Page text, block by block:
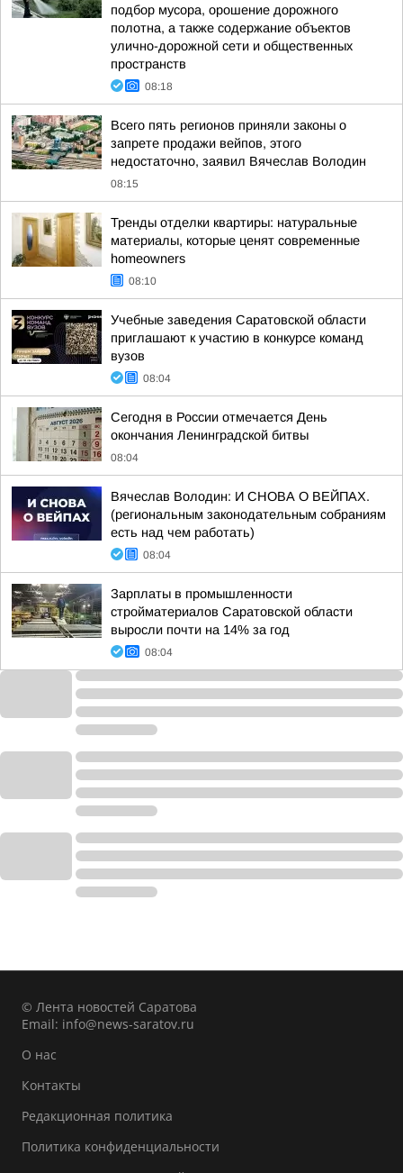
подбор мусора, орошение дорожного
полотна, а также содержание объектов
улично-дорожной сети и общественных
пространств
08:18
Всего пять регионов приняли законы о
запрете продажи вейпов, этого
недостаточно, заявил Вячеслав Володин
08:15
Тренды отделки квартиры: натуральные
материалы, которые ценят современные
homeowners
08:10
Учебные заведения Саратовской области
приглашают к участию в конкурсе команд
вузов
08:04
Сегодня в России отмечается День
окончания Ленинградской битвы
08:04
Вячеслав Володин: И СНОВА О ВЕЙПАХ.
(региональным законодательным собраниям
есть над чем работать)
08:04
Зарплаты в промышленности
стройматериалов Саратовской области
выросли почти на 14% за год
08:04
© Лента новостей Саратова
Email: info@news-saratov.ru
О нас
Контакты
Редакционная политика
Политика конфиденциальности